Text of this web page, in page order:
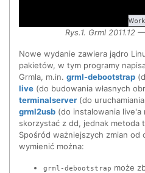
Rys.1. Grml 2011.12
Nowe wydanie zawiera jądro
pakietów, w tym programy
Grmla, m.in. grml-debootstrap
live (do budowania własnych
terminalserver (do
grml2usb (do instalowania live'a
skorzystać z dd, jednak metoda
Spośród ważniejszych zmian od
wymienić można:
grml-debootstrap może